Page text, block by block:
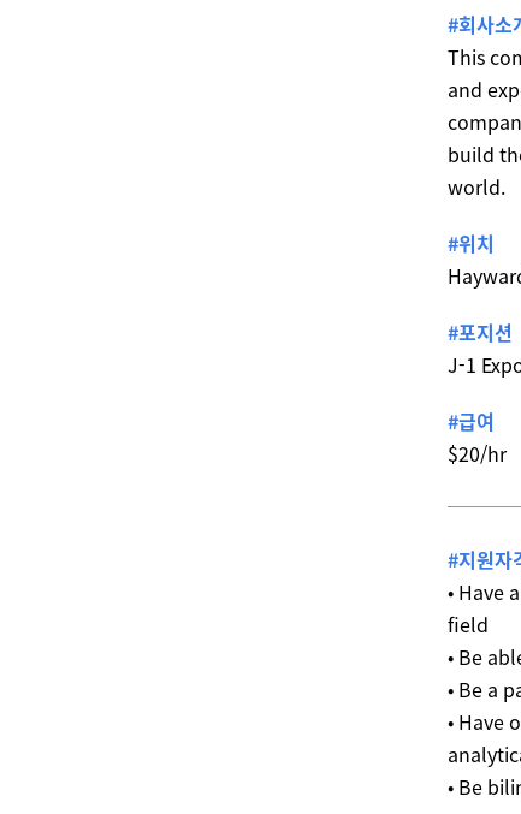
#회사소
This
and
build
world.
#위치
#포지션
J-1
#급여
$20/hr
#지원자
• Have
field
• Be
• Be a
• Have
• Be